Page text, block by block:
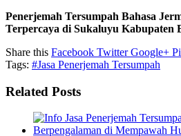
Penerjemah Tersumpah Bahasa
Terpercaya di Sukaluyu Kabupaten
Share this Facebook TwitterGoogle+
Tags: #Jasa Penerjemah Tersumpah
Related Posts